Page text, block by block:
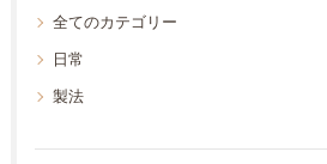
全てのカテゴリー
日常
製法